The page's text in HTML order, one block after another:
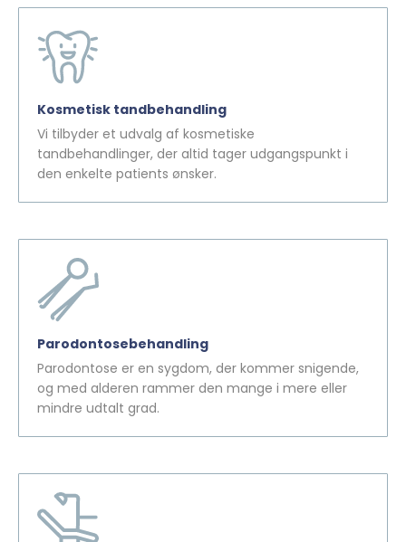
Kosmetisk tandbehandling
Vi tilbyder et udvalg af kosmetiske
tandbehandlinger, der altid tager udgangspunkt i
den enkelte patients ønsker.
Parodontosebehandling
Parodontose er en sygdom, der kommer snigende,
og med alderen rammer den mange i mere eller
mindre udtalt grad.